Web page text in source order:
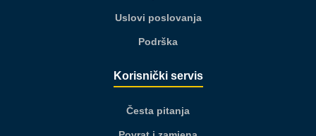
Uslovi poslovanja
Podrška
Korisnički servis
Česta pitanja